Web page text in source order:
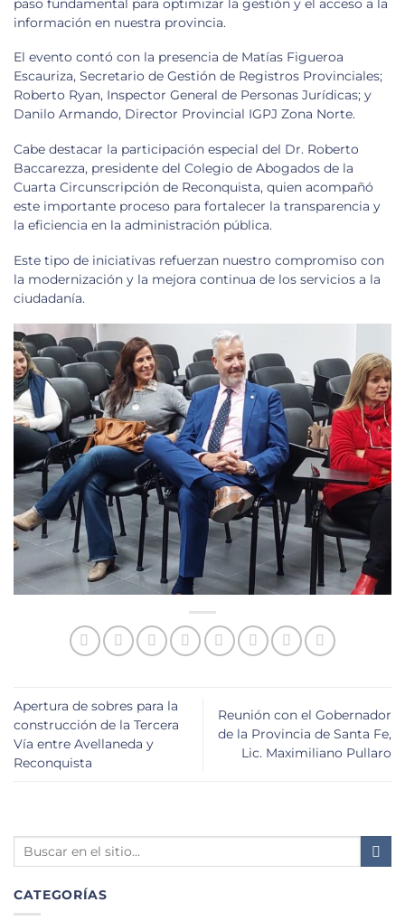
CATEGORÍAS
paso fundamental para optimizar la gestión y el acceso a la
información en nuestra provincia.
El evento contó con la presencia de Matías Figueroa
Escauriza, Secretario de Gestión de Registros Provinciales;
Roberto Ryan, Inspector General de Personas Jurídicas; y
Danilo Armando, Director Provincial IGPJ Zona Norte.
Cabe destacar la participación especial del Dr. Roberto
Baccarezza, presidente del Colegio de Abogados de la
Cuarta Circunscripción de Reconquista, quien acompañó
este importante proceso para fortalecer la transparencia y
la eficiencia en la administración pública.
Este tipo de iniciativas refuerzan nuestro compromiso con
la modernización y la mejora continua de los servicios a la
ciudadanía.
Apertura de sobres para la
construcción de la Tercera
Vía entre Avellaneda y
Reconquista
Reunión con el Gobernador
de la Provincia de Santa Fe,
Lic. Maximiliano Pullaro